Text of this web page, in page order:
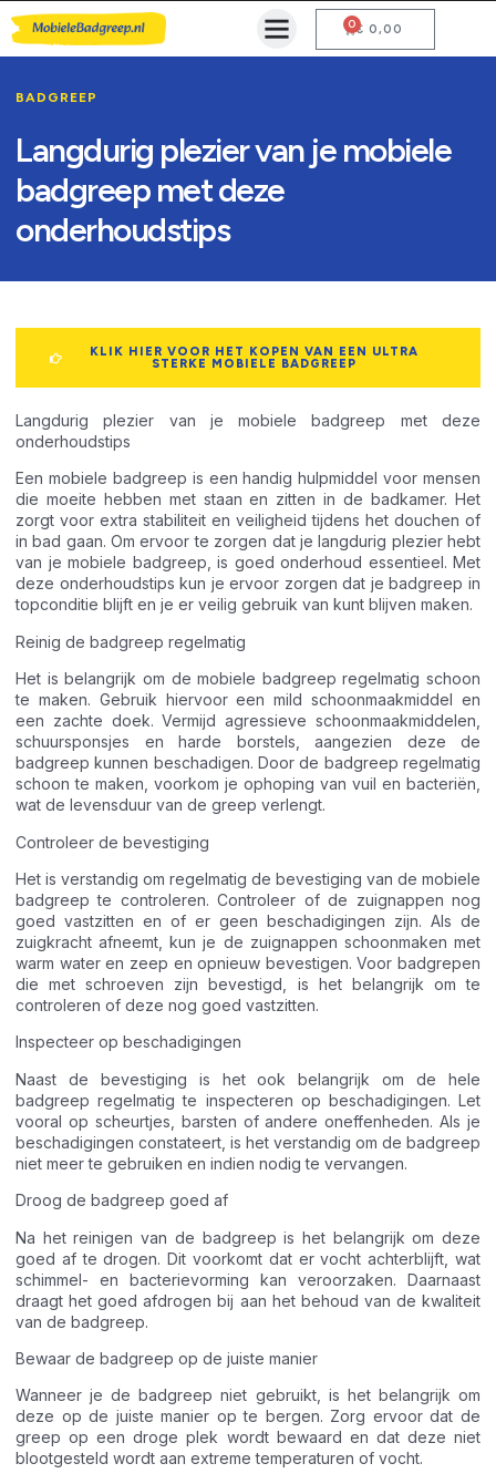
€ 0,00
0
BADGREEP
Langdurig plezier van je mobiele
badgreep met deze
onderhoudstips
KLIK HIER VOOR HET KOPEN VAN EEN ULTRA
STERKE MOBIELE BADGREEP
Langdurig plezier van je mobiele badgreep met deze
onderhoudstips
Een mobiele badgreep is een handig hulpmiddel voor mensen
die moeite hebben met staan en zitten in de badkamer. Het
zorgt voor extra stabiliteit en veiligheid tijdens het douchen of
in bad gaan. Om ervoor te zorgen dat je langdurig plezier hebt
van je mobiele badgreep, is goed onderhoud essentieel. Met
deze onderhoudstips kun je ervoor zorgen dat je badgreep in
topconditie blijft en je er veilig gebruik van kunt blijven maken.
Reinig de badgreep regelmatig
Het is belangrijk om de mobiele badgreep regelmatig schoon
te maken. Gebruik hiervoor een mild schoonmaakmiddel en
een zachte doek. Vermijd agressieve schoonmaakmiddelen,
schuursponsjes en harde borstels, aangezien deze de
badgreep kunnen beschadigen. Door de badgreep regelmatig
schoon te maken, voorkom je ophoping van vuil en bacteriën,
wat de levensduur van de greep verlengt.
Controleer de bevestiging
Het is verstandig om regelmatig de bevestiging van de mobiele
badgreep te controleren. Controleer of de zuignappen nog
goed vastzitten en of er geen beschadigingen zijn. Als de
zuigkracht afneemt, kun je de zuignappen schoonmaken met
warm water en zeep en opnieuw bevestigen. Voor badgrepen
die met schroeven zijn bevestigd, is het belangrijk om te
controleren of deze nog goed vastzitten.
Inspecteer op beschadigingen
Naast de bevestiging is het ook belangrijk om de hele
badgreep regelmatig te inspecteren op beschadigingen. Let
vooral op scheurtjes, barsten of andere oneffenheden. Als je
beschadigingen constateert, is het verstandig om de badgreep
niet meer te gebruiken en indien nodig te vervangen.
Droog de badgreep goed af
Na het reinigen van de badgreep is het belangrijk om deze
goed af te drogen. Dit voorkomt dat er vocht achterblijft, wat
schimmel- en bacterievorming kan veroorzaken. Daarnaast
draagt het goed afdrogen bij aan het behoud van de kwaliteit
van de badgreep.
Bewaar de badgreep op de juiste manier
Wanneer je de badgreep niet gebruikt, is het belangrijk om
deze op de juiste manier op te bergen. Zorg ervoor dat de
greep op een droge plek wordt bewaard en dat deze niet
blootgesteld wordt aan extreme temperaturen of vocht.